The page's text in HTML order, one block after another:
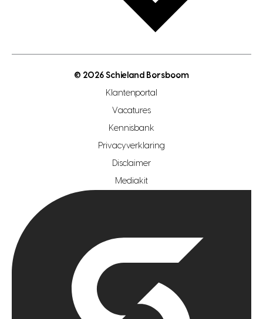
gratis zoekprofiel aanmaken
open woningwaarde dag
makelaar regio zoetermeer
hypotheekshop regio den haag
hypotheekshop regio rotterdam
© 2026 Schieland Borsboom
Klantenportal
Vacatures
Kennisbank
Privacyverklaring
Disclaimer
Mediakit